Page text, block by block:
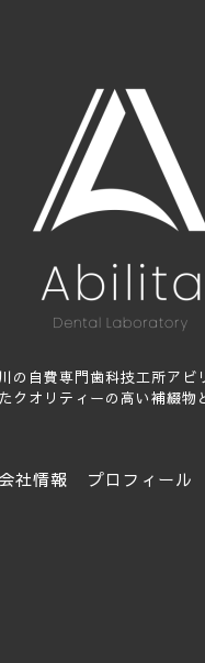
の自費専門歯科技工所アビ
クオリティーの高い補綴物
会社情報 プロフィール